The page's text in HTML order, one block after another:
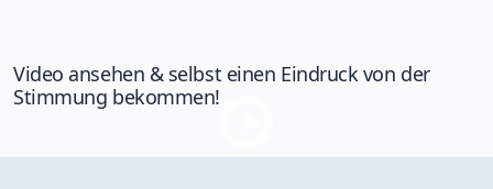
Video ansehen & selbst einen Eindruck von der
Stimmung bekommen!